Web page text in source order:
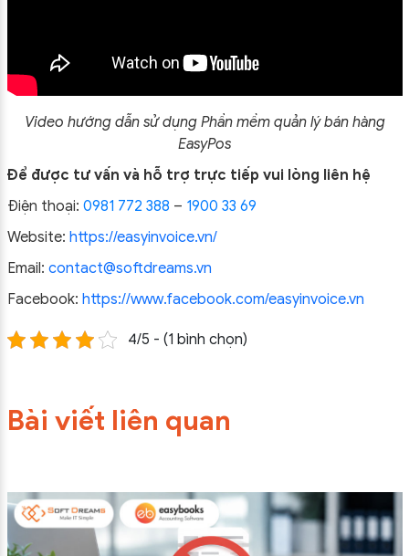
Video hướng dẫn sử dụng Phần mềm quản lý bán hàng
EasyPos
Để được tư vấn và hỗ trợ trực tiếp vui lòng liên hệ
Điện thoại: 0981 772 388 – 1900 33 69
Website: https://easyinvoice.vn/
Email: contact@softdreams.vn
Facebook: https://www.facebook.com/easyinvoice.vn
4/5 - (1 bình chọn)
Bài viết liên quan